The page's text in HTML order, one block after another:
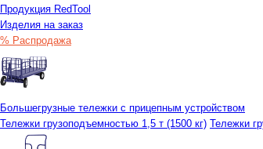
Продукция RedTool
Изделия на заказ
% Распродажа
Большегрузные тележки с прицепным устройством
Тележки грузоподъемностью 1,5 т (1500 кг) Тележки